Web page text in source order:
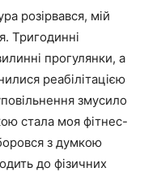
розірвався, мій
Тригодинні
прогулянки, а
реабілітацією
змусило
стала моя фітнес-
з думкою
до фізичних